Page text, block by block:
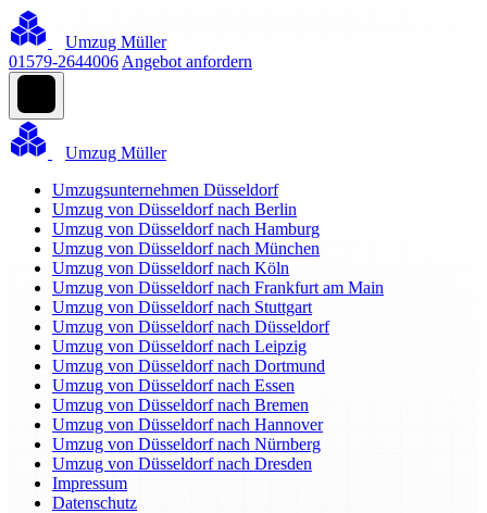
Umzug Müller
01579-2644006 Angebot anfordern
Umzug Müller
Umzugsunternehmen Düsseldorf
Umzug von Düsseldorf nach Berlin
Umzug von Düsseldorf nach Hamburg
Umzug von Düsseldorf nach München
Umzug von Düsseldorf nach Köln
Umzug von Düsseldorf nach Frankfurt am Main
Umzug von Düsseldorf nach Stuttgart
Umzug von Düsseldorf nach Düsseldorf
Umzug von Düsseldorf nach Leipzig
Umzug von Düsseldorf nach Dortmund
Umzug von Düsseldorf nach Essen
Umzug von Düsseldorf nach Bremen
Umzug von Düsseldorf nach Hannover
Umzug von Düsseldorf nach Nürnberg
Umzug von Düsseldorf nach Dresden
Impressum
Datenschutz